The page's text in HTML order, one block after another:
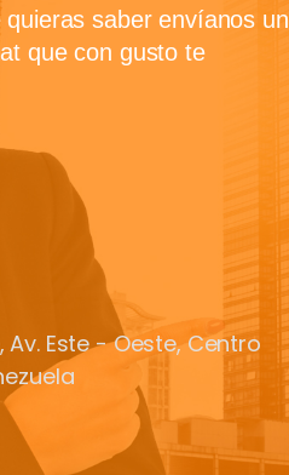
saber envíanos un
que con gusto te
Este - Oeste, Centro